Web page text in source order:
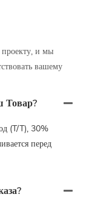
проекту, и мы
вашему
Товар?
(T/T), 30%
перед